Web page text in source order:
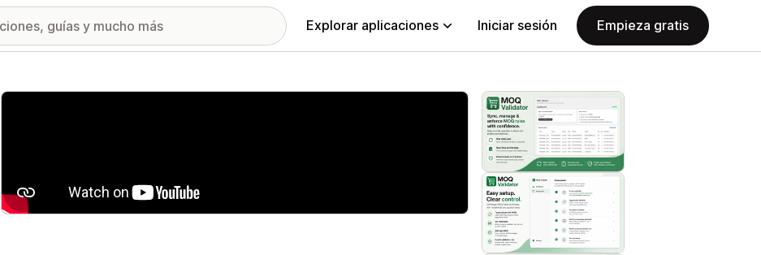
Explorar aplicaciones Iniciar sesión Empieza gratis
Galería de imágenes destacadas